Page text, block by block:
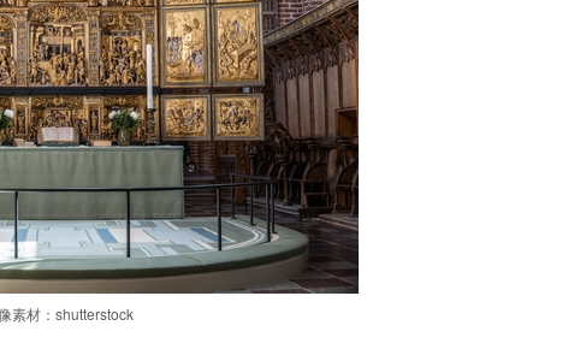
素材：shutterstock